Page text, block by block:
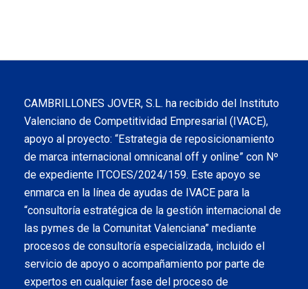
CAMBRILLONES JOVER, S.L. ha recibido del Instituto
Valenciano de Competitividad Empresarial (IVACE),
apoyo al proyecto: “Estrategia de reposicionamiento
de marca internacional omnicanal off y online” con Nº
de expediente ITCOES/2024/159. Este apoyo se
enmarca en la línea de ayudas de IVACE para la
“consultoría estratégica de la gestión internacional de
las pymes de la Comunitat Valenciana” mediante
procesos de consultoría especializada, incluido el
servicio de apoyo o acompañamiento por parte de
expertos en cualquier fase del proceso de